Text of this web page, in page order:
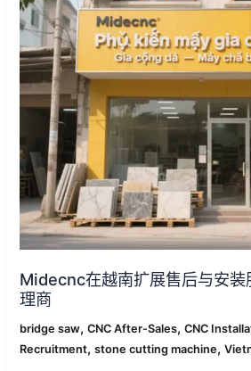
Midecnc在越南扩展售后与安装
理商
bridge saw,CNC After-Sales,CNC
Recruitment,stone cutting machine,
越
南
扩
展
售
安
装
服
务
|
球
诚